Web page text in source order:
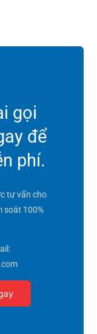
gọi
để
phí.
tư vấn cho
soát 100%